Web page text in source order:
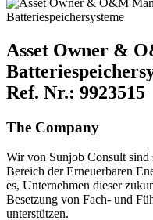
Asset Owner &
Ref. Nr.: 9923515
The Company
Wir von Sunjob Consult sind
Bereich der Erneuerbaren
es, Unternehmen dieser
Besetzung von Fach- und
unterstützen.